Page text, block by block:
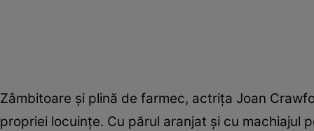
Zâmbitoare și plină de farmec, actrița Joan
propriei locuințe. Cu părul aranjat și cu machiajul